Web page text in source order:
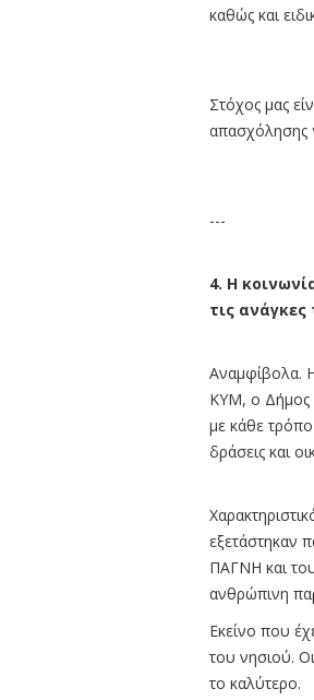
καθώς και
Στόχος μας
απασχόλησης
---
4. Η
τις
Αναμφίβολα. Η
ΚΥΜ, ο Δήμος
με κάθε
δράσεις και
εξετάστηκαν
ΠΑΓΝΗ και
ανθρώπινη
Εκείνο που
του νησιού.
το καλύτερο.